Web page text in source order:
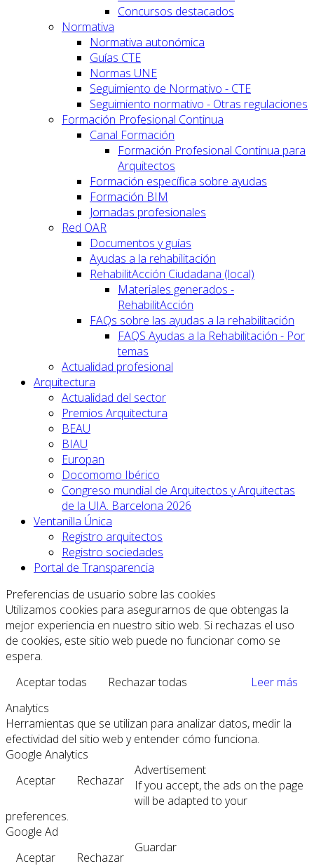
Concursos destacados
Normativa
Normativa autonómica
Guías CTE
Normas UNE
Seguimiento de Normativo - CTE
Seguimiento normativo - Otras regulaciones
Formación Profesional Continua
Canal Formación
Formación Profesional Continua para
Arquitectos
Formación específica sobre ayudas
Formación BIM
Jornadas profesionales
Red OAR
Documentos y guías
Ayudas a la rehabilitación
RehabilitAcción Ciudadana (local)
Materiales generados -
RehabilitAcción
FAQs sobre las ayudas a la rehabilitación
FAQS Ayudas a la Rehabilitación - Por
temas
Actualidad profesional
Arquitectura
Actualidad del sector
Premios Arquitectura
BEAU
BIAU
Europan
Docomomo Ibérico
Congreso mundial de Arquitectos y Arquitectas
de la UIA. Barcelona 2026
Ventanilla Única
Registro arquitectos
Registro sociedades
Portal de Transparencia
Preferencias de usuario sobre las cookies
Utilizamos cookies para asegurarnos de que obtengas la
mejor experiencia en nuestro sitio web. Si rechazas el uso
de cookies, este sitio web puede no funcionar como se
espera.
Aceptar todas
Rechazar todas
Leer más
Analytics
Herramientas que se utilizan para analizar datos, medir la
efectividad del sitio web y entender cómo funciona.
Google Analytics
Aceptar
Rechazar
Advertisement
If you accept, the ads on the page
will be adapted to your
preferences.
Google Ad
Aceptar
Rechazar
Guardar